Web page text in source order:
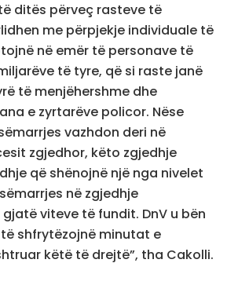
ditës përveç rasteve të
me përpjekje individuale të
në emër të personave të
të tyre, që si raste janë
të menjëhershme dhe
e zyrtarëve policor. Nëse
vazhdon deri në
zgjedhor, këto zgjedhje
që shënojnë një nga nivelet
në zgjedhje
viteve të fundit. DnV u bën
shfrytëzojnë minutat e
këtë të drejtë”, tha Cakolli.